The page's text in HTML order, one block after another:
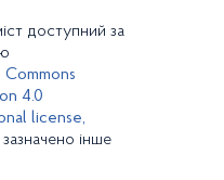
доступний за
4.0
license,
інше